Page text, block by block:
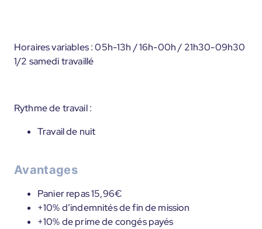
Horaires variables : 05h-13h / 16h-00h / 21h30-09h30
1/2 samedi travaillé
Rythme de travail :
Travail de nuit
Avantages
Panier repas 15,96€
+10% d’indemnités de fin de mission
+10% de prime de congés payés